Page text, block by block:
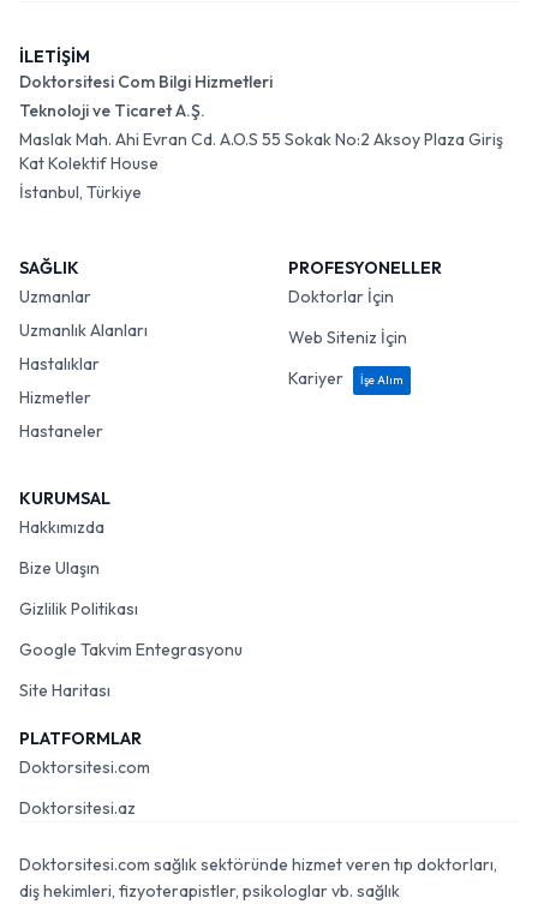
İLETİŞİM
Doktorsitesi Com Bilgi Hizmetleri
Teknoloji ve Ticaret A.Ş.
Maslak Mah. Ahi Evran Cd. A.O.S 55 Sokak No:2 Aksoy Plaza Giriş
Kat Kolektif House
İstanbul, Türkiye
SAĞLIK
Uzmanlar
Uzmanlık Alanları
Hastalıklar
Hizmetler
Hastaneler
PROFESYONELLER
Doktorlar İçin
Web Siteniz İçin
Kariyer
İşe Alım
KURUMSAL
Hakkımızda
Bize Ulaşın
Gizlilik Politikası
Google Takvim Entegrasyonu
Site Haritası
PLATFORMLAR
Doktorsitesi.com
Doktorsitesi.az
Doktorsitesi.com sağlık sektöründe hizmet veren tıp doktorları,
diş hekimleri, fizyoterapistler, psikologlar vb. sağlık